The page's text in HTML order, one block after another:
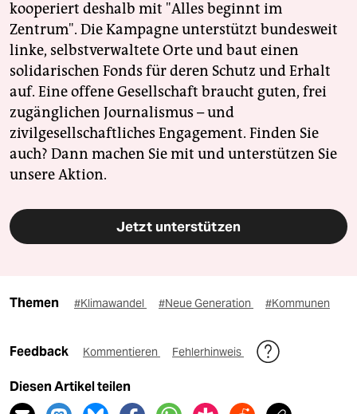
kooperiert deshalb mit "Alles beginnt im
Zentrum". Die Kampagne unterstützt bundesweit
linke, selbstverwaltete Orte und baut einen
solidarischen Fonds für deren Schutz und Erhalt
auf. Eine offene Gesellschaft braucht guten, frei
zugänglichen Journalismus – und
zivilgesellschaftliches Engagement. Finden Sie
auch? Dann machen Sie mit und unterstützen Sie
unsere Aktion.
Jetzt unterstützen
Themen #Klimawandel #Neue Generation #Kommunen
Feedback Kommentieren Fehlerhinweis
Diesen Artikel teilen